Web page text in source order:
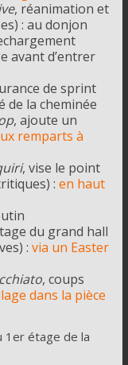
, réanimation et
: au donjon
avant d’entrer
de sprint
de la cheminée
, ajoute un
remparts à
, vise le point
: en haut
du grand hall
: via un Easter
, coups
dans la pièce
1er étage de la